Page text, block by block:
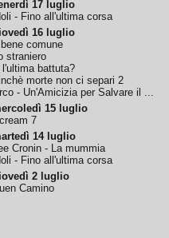
17 luglio
- Fino all'ultima corsa
16 luglio
bene comune
straniero
l'ultima battuta?
morte non ci separi 2
- Un'Amicizia per Salvare il ...
15 luglio
7
14 luglio
Cronin - La mummia
- Fino all'ultima corsa
2 luglio
Camino